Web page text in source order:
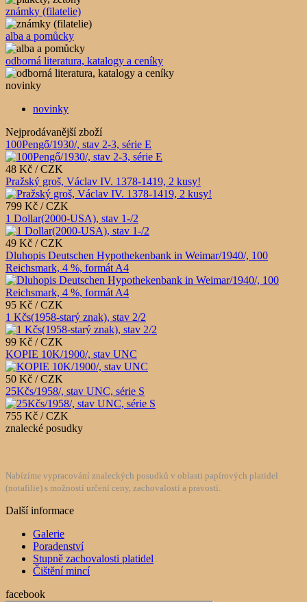
známky (filatelie)
alba a pomůcky
odborná literatura, katalogy a ceníky
novinky
novinky
Nejprodávanější zboží
100Pengő/1930/, stav 2-3, série E
48 Kč / CZK
Pražský groš, Václav IV. 1378-1419, 2 kusy!
799 Kč / CZK
1 Dollar(2000-USA), stav 1-/2
49 Kč / CZK
Dluhopis Deutschen Hypothekenbank in Weimar/1940/, 100
Reichsmark, 4 %, formát A4
95 Kč / CZK
1 Kčs(1958-starý znak), stav 2/2
99 Kč / CZK
KOPIE 10K/1900/, stav UNC
50 Kč / CZK
25Kčs/1958/, stav UNC, série S
755 Kč / CZK
znalecké posudky
Nabízíme vypracování znaleckých posudků v oblasti papírových platidel
(notafilie) s možností určení ceny, zachovalosti a pravosti.
Další informace
Galerie
Poradenství
Stupně zachovalosti platidel
Čištění mincí
facebook